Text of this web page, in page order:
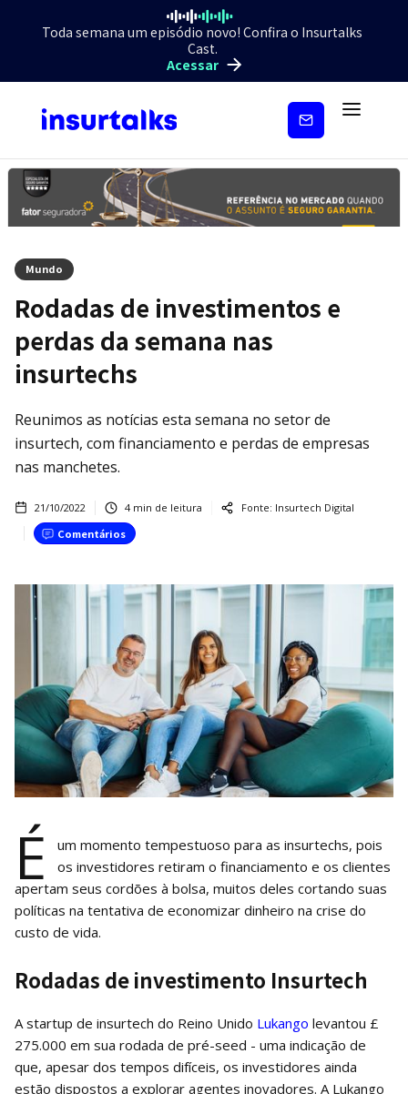
Toda semana um episódio novo! Confira o Insurtalks
Cast.
Acessar
Inscreva-
Mundo
Rodadas de investimentos e
perdas da semana nas
insurtechs
Reunimos as notícias esta semana no setor de
insurtech, com financiamento e perdas de empresas
nas manchetes.
21/10/2022 4min de leitura Fonte: Insurtech Digital
Comentários
É
um momento tempestuoso para as insurtechs, pois
os investidores retiram o financiamento e os clientes
apertam seus cordões à bolsa, muitos deles cortando suas
políticas na tentativa de economizar dinheiro na crise do
custo de vida.
Rodadas de investimento Insurtech
A startup de insurtech do Reino Unido Lukango levantou £
275.000 em sua rodada de pré-seed - uma indicação de
que, apesar dos tempos difíceis, os investidores ainda
estão dispostos a explorar agentes inovadores. A Lukango